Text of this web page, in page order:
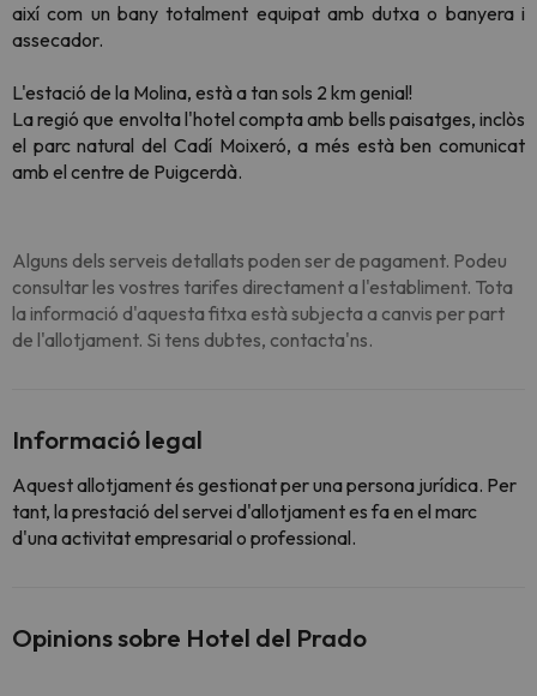
així com un bany totalment equipat amb dutxa o banyera i
assecador.
L'estació de la Molina, està a tan sols 2 km genial!
La regió que envolta l'hotel compta amb bells paisatges, inclòs
el parc natural del Cadí Moixeró, a més està ben comunicat
amb el centre de Puigcerdà.
Alguns dels serveis detallats poden ser de pagament. Podeu
consultar les vostres tarifes directament a l'establiment. Tota
la informació d'aquesta fitxa està subjecta a canvis per part
de l'allotjament. Si tens dubtes, contacta'ns.
Informació legal
Aquest allotjament és gestionat per una persona jurídica. Per
tant, la prestació del servei d'allotjament es fa en el marc
d'una activitat empresarial o professional.
Opinions sobre Hotel del Prado